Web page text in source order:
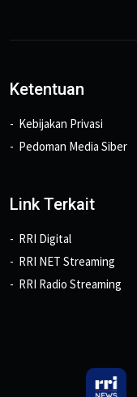
Ketentuan
Kebijakan Privasi
Pedoman Media Siber
Link Terkait
RRI Digital
RRI NET Streaming
RRI Radio Streaming